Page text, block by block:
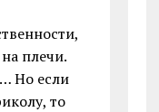
плечи.
Но если
то